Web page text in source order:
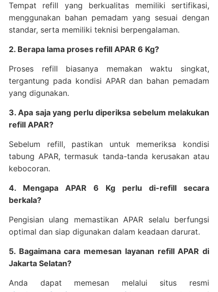
Tempat refill yang berkualitas memiliki sertifikasi,
menggunakan bahan pemadam yang sesuai dengan
standar, serta memiliki teknisi berpengalaman.
2. Berapa lama proses refill APAR 6 Kg?
Proses refill biasanya memakan waktu singkat,
tergantung pada kondisi APAR dan bahan pemadam
yang digunakan.
3. Apa saja yang perlu diperiksa sebelum melakukan
refill APAR?
Sebelum refill, pastikan untuk memeriksa kondisi
tabung APAR, termasuk tanda-tanda kerusakan atau
kebocoran.
4. Mengapa APAR 6 Kg perlu di-refill secara
berkala?
Pengisian ulang memastikan APAR selalu berfungsi
optimal dan siap digunakan dalam keadaan darurat.
5. Bagaimana cara memesan layanan refill APAR di
Jakarta Selatan?
Anda dapat memesan melalui situs resmi